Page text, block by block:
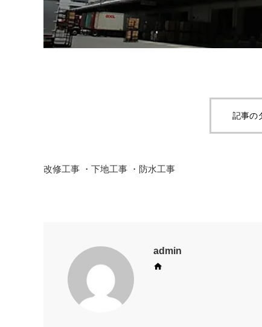
記事の
改修工事 ・下地工事 ・防水工事
admin
Web site